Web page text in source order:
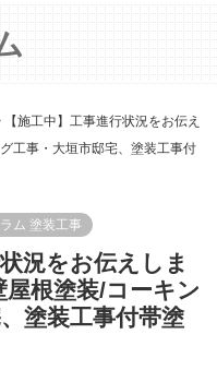
【施工中】工事進行状況をお伝え
工事・大垣市邸宅、塗装工事付
ム 塗装工事
況をお伝えしま
根塗装/コーキン
塗装工事付帯塗